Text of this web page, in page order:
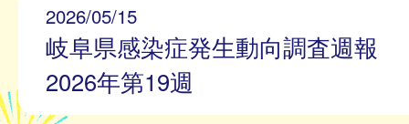
2026/05/15
岐阜県感染症発生動向調査週報
2026年第19週